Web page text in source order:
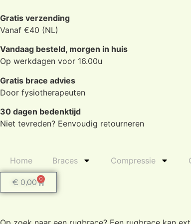
Gratis verzending
Vanaf €40 (NL)
Vandaag besteld, morgen in huis
Op werkdagen voor 16.00u
Gratis brace advies
Door fysiotherapeuten
30 dagen bedenktijd
Niet tevreden? Eenvoudig retourneren
Home Braces Compressie
€ 0,00 0